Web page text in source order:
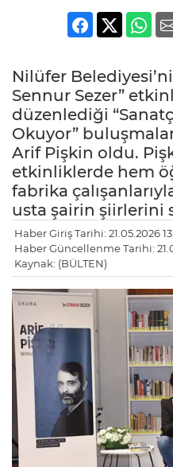
Nilüfer
Sennur Sezer”
düzenlediği
Okuyor”
Arif Pişkin oldu.
etkinliklerde hem
fabrika
usta şairin şiirlerini
Haber Giriş Tarihi: 21.05.2026
Haber Güncellenme Tarihi:
Kaynak: (BÜLTEN)